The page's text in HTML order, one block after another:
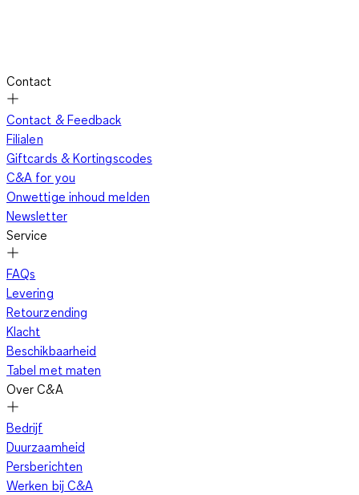
Contact
Contact & Feedback
Filialen
Giftcards & Kortingscodes
C&A for you
Onwettige inhoud melden
Newsletter
Service
FAQs
Levering
Retourzending
Klacht
Beschikbaarheid
Tabel met maten
Over C&A
Bedrijf
Duurzaamheid
Persberichten
Werken bij C&A